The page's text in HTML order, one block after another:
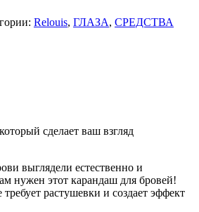
Relouis, ГЛАЗА, СРЕДСТВА
сделает ваш взгляд
выглядели естественно и
нужен этот карандаш для бровей!
растушевки и создает эффект